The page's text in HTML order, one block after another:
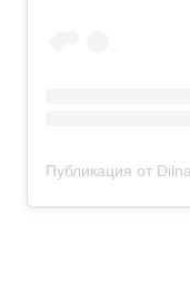
Публикация от